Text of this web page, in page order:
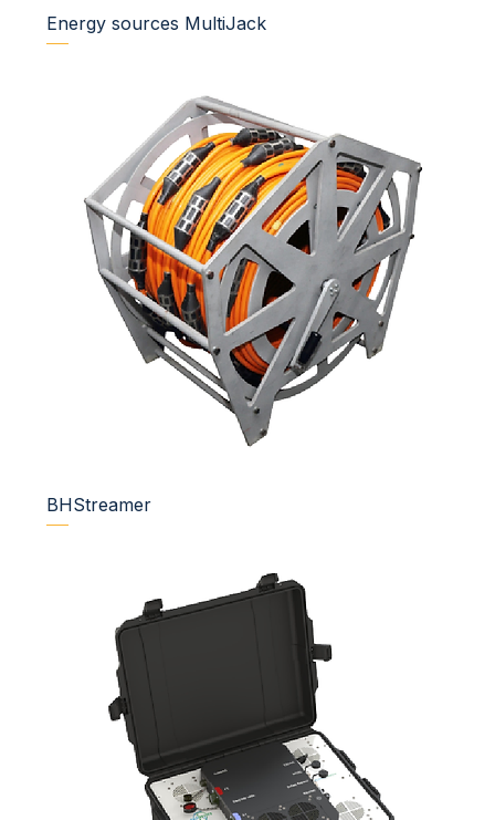
Energy sources MultiJack
BHStreamer